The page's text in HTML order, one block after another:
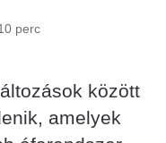
perc
között
amelyek